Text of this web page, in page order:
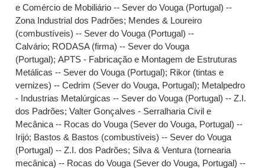
e Comércio de Mobiliário -- Sever do Vouga (Portugal) --
Zona Industrial dos Padrões; Mendes & Loureiro
(combustíveis) -- Sever do Vouga (Portugal) --
Calvário; RODASA (firma) -- Sever do Vouga
(Portugal);APTS - Fabricação e Montagem de Estruturas
Metálicas -- Sever do Vouga (Portugal); Rikor (tintas e
vernizes) -- Cedrim (Sever do Vouga, Portugal); Metalpedro
- Industrias Metalúrgicas -- Sever do Vouga (Portugal) -- Z.I.
dos Padrões;Valter Gonçalves - Serralharia Civil e
Mecânica -- Rocas do Vouga (Sever do Vouga, Portugal) --
Irijó; Bastos & Bastos (combustíveis) -- Sever do Vouga
(Portugal) -- Z.I. dos Padrões; Silva & Ventura (tornearia
mecânica) -- Rocas do Vouga (Sever do Vouga, Portugal) --